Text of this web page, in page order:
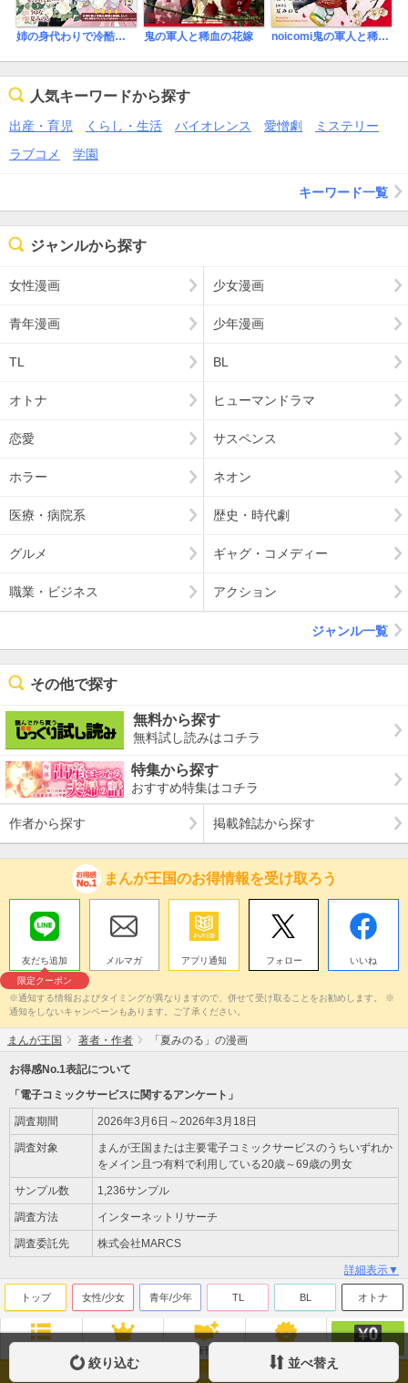
姉の身代わりで冷酷な若公爵様に嫁ぐことになりましたが、初夜にも来ない彼なのに「このままでは妻に嫌われる……」と私に語りかけてきます。 鬼の軍人と稀血の花嫁 noicomi鬼の軍人と稀血の花嫁
人気キーワードから探す
出産・育児 くらし・生活 バイオレンス 愛憎劇
ミステリー
ラブコメ
学園
キーワード一覧
ジャンルから探す
女性漫画 少女漫画
青年漫画 少年漫画
TL BL
オトナ ヒューマンドラマ
恋愛 サスペンス
ホラー ネオン
医療・病院系 歴史・時代劇
グルメ ギャグ・コメディー
職業・ビジネス アクション
ジャンル一覧
その他で探す
無料から探す
無料試し読みはコチラ
特集から探す
おすすめ特集はコチラ
作者から探す 掲載雑誌から探す
まんが王国のお得情報を受け取ろう
友だち追加
限定クーポン
メルマガ アプリ通知 フォロー いいね
※通知する情報およびタイミングが異なりますので、併せて受け取ることをお勧めします。 ※
通知をしないキャンペーンもあります。ご了承ください。
まんが王国 著者・作者 「夏みのる」の漫画
絞り込む 並べ替え
お得感No.1表記について
「電子コミックサービスに関するアンケート」
調査期間 2026年3月6日～2026年3月18日
調査対象
まんが王国または主要電子コミックサービスのうちいずれか
をメイン且つ有料で利用している20歳～69歳の男女
サンプル数 1,236サンプル
調査方法 インターネットリサーチ
調査委託先 株式会社MARCS
詳細表示▼
トップ 女性/少女 青年/少年 TL BL オトナ
新刊
Copyright(c)Beaglee Inc. All Rights Reserved.